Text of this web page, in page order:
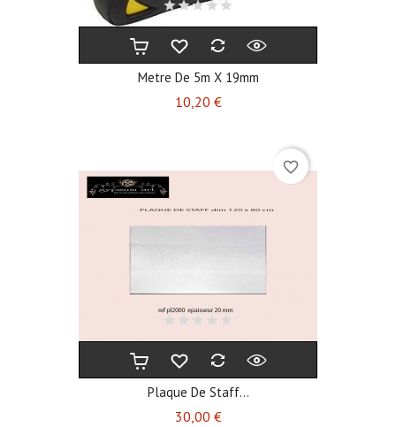
Metre De 5m X 19mm
10,20 €Prix
Plaque De Staff...
30,00 €Prix
favorite_border